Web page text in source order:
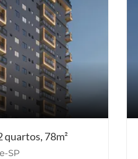
quartos, 78m²
SP